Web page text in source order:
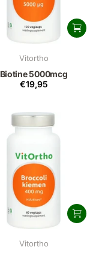
Vitortho
Biotine 5000mcg
€19,95
Vitortho